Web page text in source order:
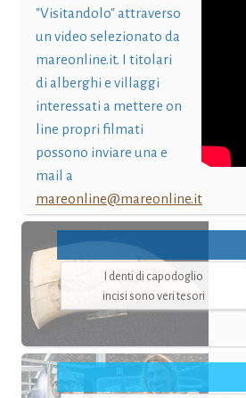
"Visitandolo" attraverso
un video selezionato da
mareonline.it. I titolari
di alberghi e villaggi
interessati a mettere on
line propri filmati
possono inviare una e
mail a
mareonline@mareonline.it
I denti di capodoglio
incisi sono veri tesori